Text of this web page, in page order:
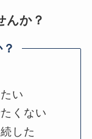
んか？
い
くない
した